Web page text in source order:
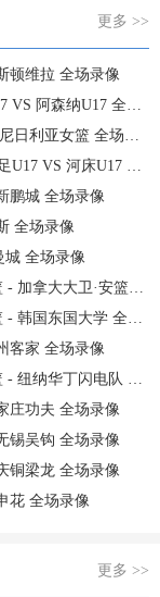
更多 >>
顿维拉 全场录像
森纳U17 全场录像
利亚女篮 全场录像
河床U17 全场录像
鹏城 全场录像
全场录像
城 全场录像
·安篮球学院 全场录像
东国大学 全场录像
客家 全场录像
丁闪电队 全场录像
庄功夫 全场录像
锡吴钩 全场录像
铜梁龙 全场录像
花 全场录像
更多 >>